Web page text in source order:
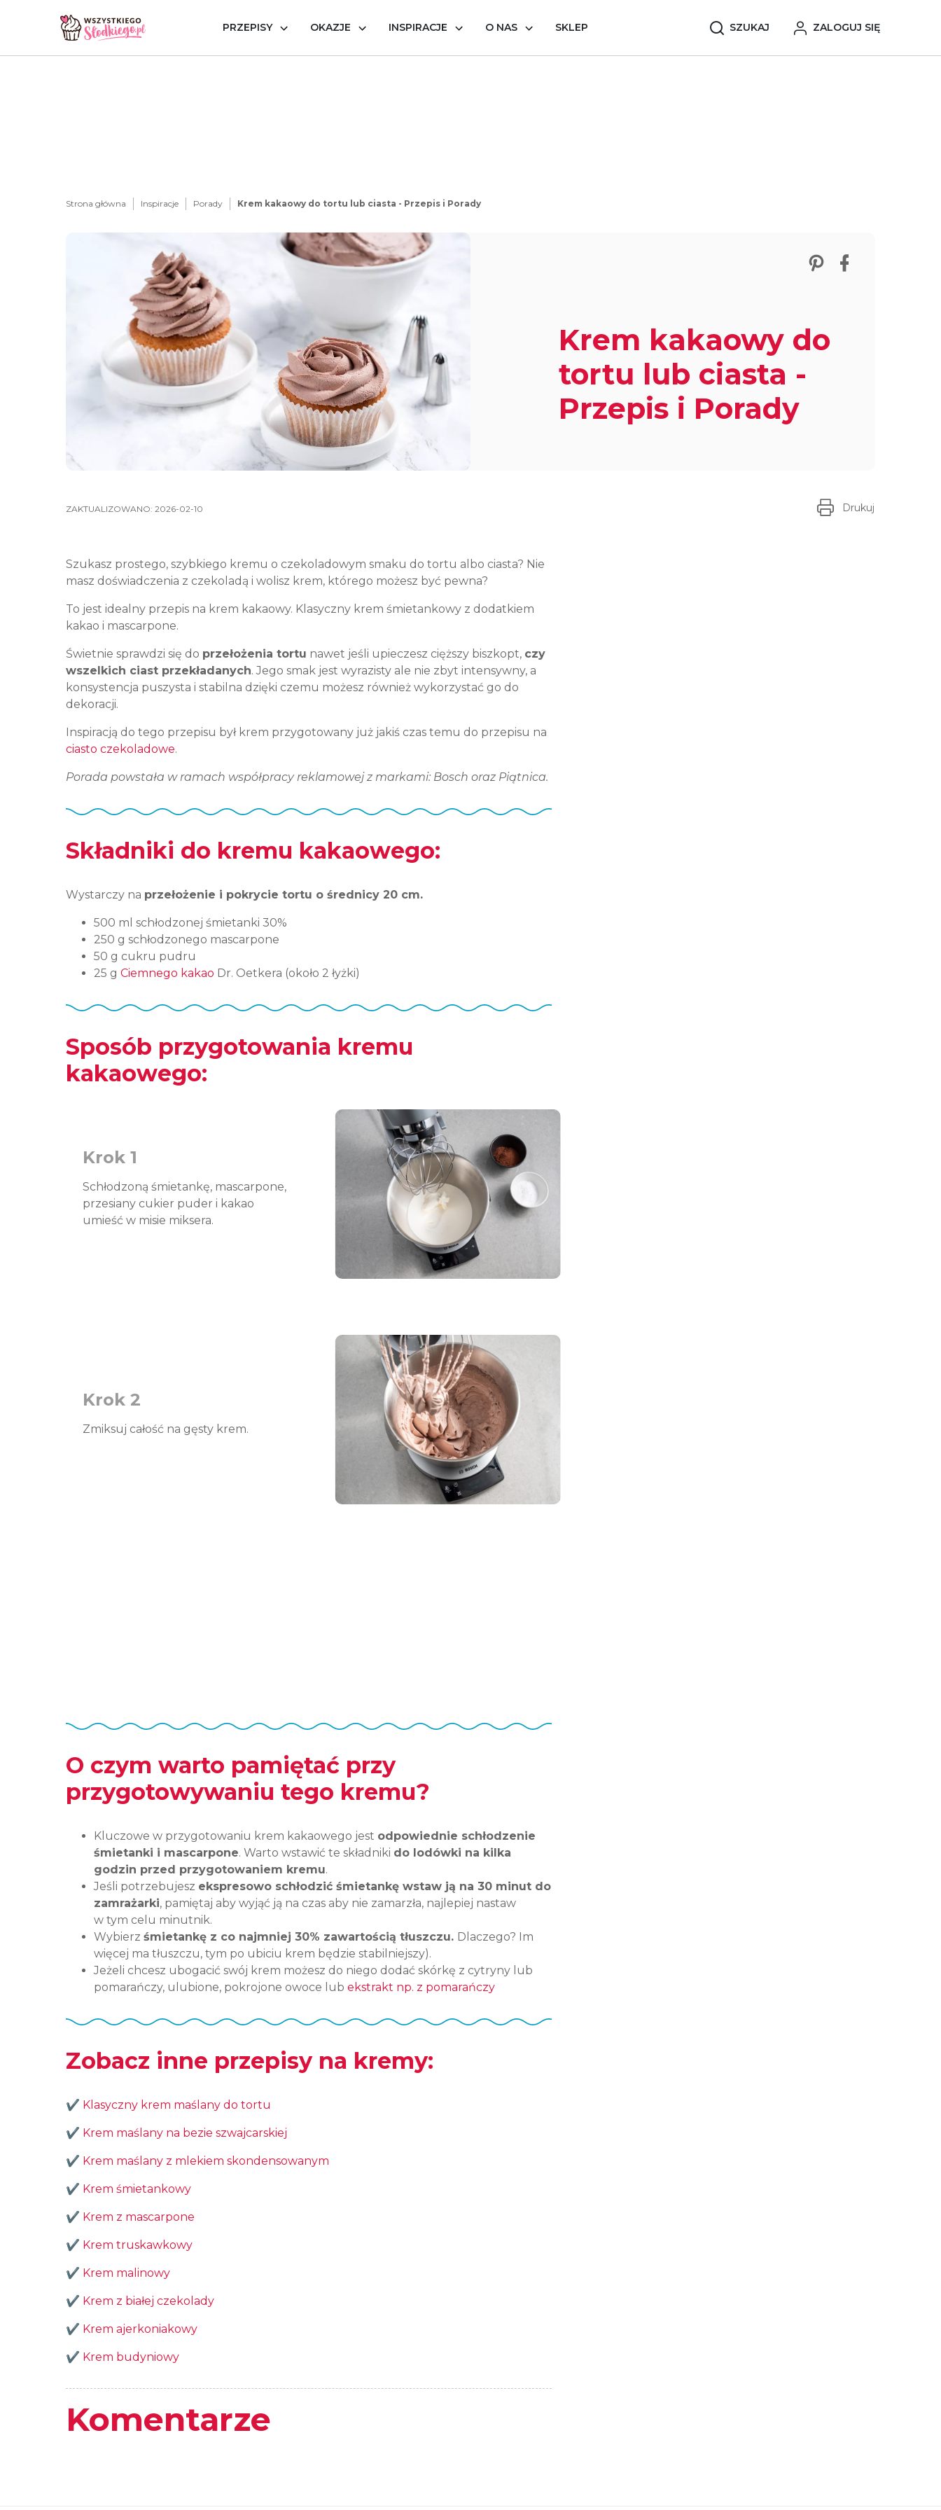
PRZEPISY OKAZJE INSPIRACJE O NAS SKLEP SZUKAJ ZALOGUJ SIĘ
Strona główna Inspiracje Porady Krem kakaowy do tortu lub ciasta - Przepis i Porady
Krem kakaowy do
tortu lub ciasta -
Przepis i Porady
Zobacz nasze
Śledź nas
ZAKTUALIZOWANO: 2026-02-10 Drukuj
Szukasz prostego, szybkiego kremu o czekoladowym smaku do tortu albo ciasta? Nie
masz doświadczenia z czekoladą i wolisz krem, którego możesz być pewna?
To jest idealny przepis na krem kakaowy. Klasyczny krem śmietankowy z dodatkiem
kakao i mascarpone.
Świetnie sprawdzi się do przełożenia tortu nawet jeśli upieczesz cięższy biszkopt, czy
wszelkich ciast przekładanych. Jego smak jest wyrazisty ale nie zbyt intensywny, a
konsystencja puszysta i stabilna dzięki czemu możesz również wykorzystać go do
dekoracji.
Inspiracją do tego przepisu był krem przygotowany już jakiś czas temu do przepisu na
ciasto czekoladowe.
Porada powstała w ramach współpracy reklamowej z markami: Bosch oraz Piątnica.
Składniki do kremu kakaowego:
Wystarczy na przełożenie i pokrycie tortu o średnicy 20 cm.
500 ml schłodzonej śmietanki 30%
250 g schłodzonego mascarpone
50 g cukru pudru
25 g Ciemnego kakao Dr. Oetkera (około 2 łyżki)
Sposób przygotowania kremu
kakaowego:
Krok 1
Schłodzoną śmietankę, mascarpone,
przesiany cukier puder i kakao
umieść w misie miksera.
Krok 2
Zmiksuj całość na gęsty krem.
O czym warto pamiętać przy
przygotowywaniu tego kremu?
Kluczowe w przygotowaniu krem kakaowego jest odpowiednie schłodzenie
śmietanki i mascarpone. Warto wstawić te składniki do lodówki na kilka
godzin przed przygotowaniem kremu.
Jeśli potrzebujesz ekspresowo schłodzić śmietankę wstaw ją na 30 minut do
zamrażarki, pamiętaj aby wyjąć ją na czas aby nie zamarzła, najlepiej nastaw
w tym celu minutnik.
Wybierz śmietankę z co najmniej 30% zawartością tłuszczu. Dlaczego? Im
więcej ma tłuszczu, tym po ubiciu krem będzie stabilniejszy).
Jeżeli chcesz ubogacić swój krem możesz do niego dodać skórkę z cytryny lub
pomarańczy, ulubione, pokrojone owoce lub ekstrakt np. z pomarańczy
Zobacz inne przepisy na kremy:
✔️ Klasyczny krem maślany do tortu
✔️ Krem maślany na bezie szwajcarskiej
✔️ Krem maślany z mlekiem skondensowanym
✔️ Krem śmietankowy
✔️ Krem z mascarpone
✔️ Krem truskawkowy
✔️ Krem malinowy
✔️ Krem z białej czekolady
✔️ Krem ajerkoniakowy
✔️ Krem budyniowy
Komentarze